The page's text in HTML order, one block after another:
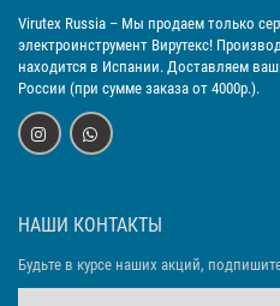
Virutex Russia – Мы продаем только
электроинструмент Вирутекс!
находится в Испании. Доставляем
России (при сумме заказа от 4000р.).
НАШИ КОНТАКТЫ
Будьте в курсе наших акций,